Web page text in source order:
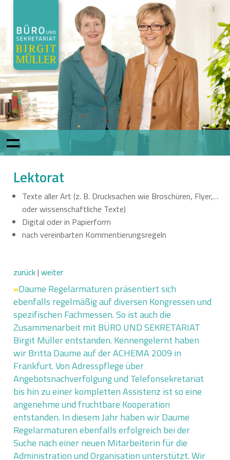
Lektorat
Texte aller Art (z. B. Drucksachen wie Broschüren, Flyer,…
oder wissenschaftliche Texte)
Digital oder in Papierform
nach vereinbarten Kommentierungsregeln
zurück| weiter
»Daume Regelarmaturen präsentiert sich
ebenfalls regelmäßig auf diversen Kongressen und
spezifischen Fachmessen. So ist auch die
Zusammenarbeit mit BÜRO UND SEKRETARIAT
Birgit Müller entstanden. Kennengelernt haben
wir Britta Daume auf der ACHEMA 2009 in
Frankfurt. Von Adresspflege über
Angebotsnachverfolgung und Telefonsekretariat
bis hin zu einer kompletten Assistenz ist so eine
angenehme und fruchtbare Kooperation
entstanden. In diesem Jahr haben wir Daume
Regelarmaturen ebenfalls erfolgreich bei der
Suche nach einer neuen Mitarbeiterin für die
Administration und Organisation unterstützt. Wir